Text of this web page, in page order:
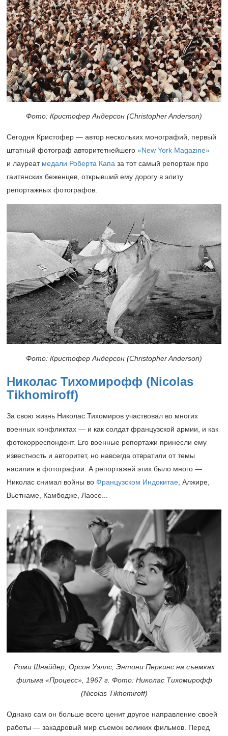
Фото: Кристофер Андерсон (Christopher Anderson)
Сегодня Кристофер — автор нескольких монографий, первый
штатный фотограф авторитетнейшего «New York Magazine»
и лауреат медали Роберта Капа за тот самый репортаж про
гаитянских беженцев, открывший ему дорогу в элиту
репортажных фотографов.
Фото: Кристофер Андерсон (Christopher Anderson)
Николас Тихомирофф (Nicolas
Tikhomiroff)
За свою жизнь Николас Тихомиров участвовал во многих
военных конфликтах — и как солдат французской армии, и как
фотокорреспондент. Его военные репортажи принесли ему
известность и авторитет, но навсегда отвратили от темы
насилия в фотографии. А репортажей этих было много —
Николас снимал войны во Французском Индокитае, Алжире,
Вьетнаме, Камбодже, Лаосе...
Роми Шнайдер, Орсон Уэллс, Энтони Перкинс на съемках
фильма «Процесс», 1967 г. Фото: Николас Тихомирофф
(Nicolas Tikhomiroff)
Однако сам он больше всего ценит другое направление своей
работы — закадровый мир съемок великих фильмов. Перед